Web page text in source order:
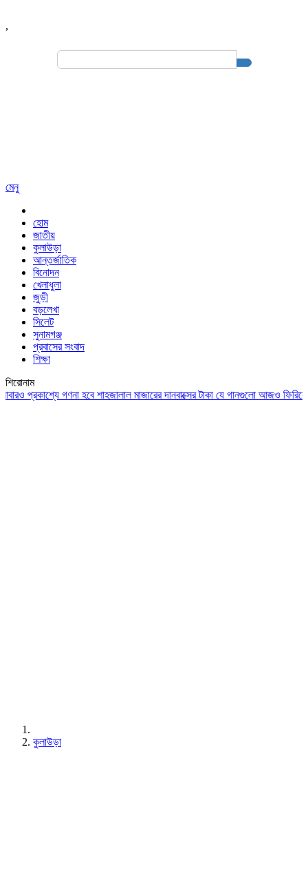
,
Search
মেনু
হোম
জাতীয়
কুলাউড়া
আন্তর্জাতিক
বিনোদন
খেলাধুলা
জুড়ী
বড়লেখা
সিলেট
সুনামগঞ্জ
প্রবাসের সংবাদ
শিক্ষা
শিরোনাম
প্রকাশ্যে গণনা হবে শাহজালাল মাজারের দানবাক্সের টাকাযে গানগুলো আজও ফিরিয়ে
কুলাউড়া